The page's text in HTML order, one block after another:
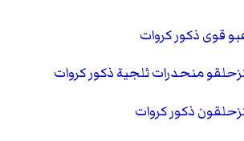
قوى ذكور كروات
منحدرات ثلجية ذكور كروات
ذكور كروات